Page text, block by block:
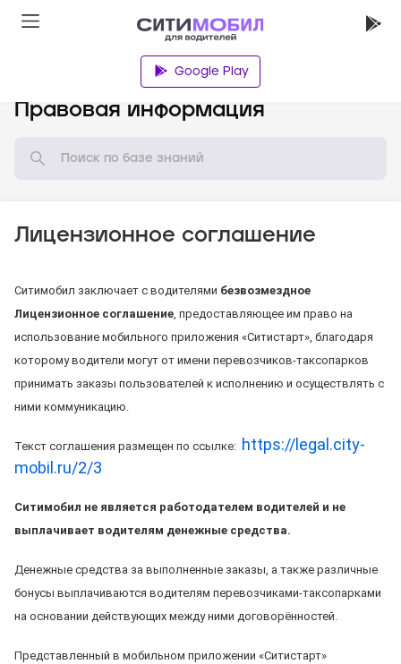
Google Play
Правовая информация
Лицензионное соглашение
Ситимобил заключает с водителями безвозмездное
Лицензионное соглашение, предоставляющее им право на
использование мобильного приложения «Ситистарт», благодаря
которому водители могут от имени перевозчиков-таксопарков
принимать заказы пользователей к исполнению и осуществлять с
ними коммуникацию.
Текст соглашения размещен по ссылке: https://legal.city-
mobil.ru/2/3
Ситимобил не является работодателем водителей и не
выплачивает водителям денежные средства.
Денежные средства за выполненные заказы, а также различные
бонусы выплачиваются водителям перевозчиками-таксопарками
на основании действующих между ними договорённостей.
Представленный в мобильном приложении «Ситистарт»